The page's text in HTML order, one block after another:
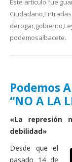
Este artículo fue
Ciudadano,Entradas
derogar,gobierno,
podemosalbacete.
Podemos
“NO A LA
«La represión
debilidad»
Desde que el
pasado 14 de